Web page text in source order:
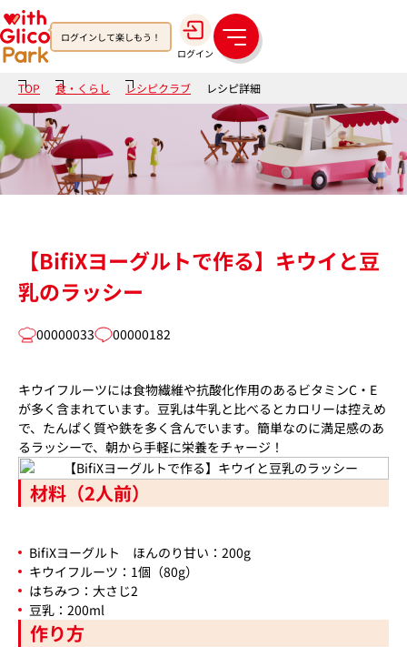
ログインして楽しもう！
ログイン
メ
ニ
ュ
ー
TOP 食・くらし レシピクラブ レシピ詳細
【BifiXヨーグルトで作る】キウイと豆
乳のラッシー
00000033 00000182
キウイフルーツには食物繊維や抗酸化作用のあるビタミンC・E
が多く含まれています。豆乳は牛乳と比べるとカロリーは控えめ
で、たんぱく質や鉄を多く含んでいます。簡単なのに満足感のあ
るラッシーで、朝から手軽に栄養をチャージ！
材料（2人前）
BifiXヨーグルト ほんのり甘い：200g
キウイフルーツ：1個（80g）
はちみつ：大さじ2
豆乳：200ml
作り方